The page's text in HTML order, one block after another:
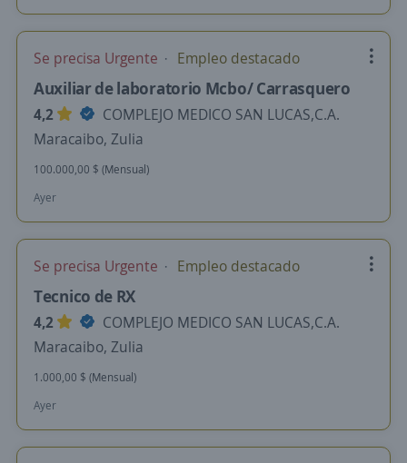
Se precisa Urgente Empleo destacado
Auxiliar de laboratorio Mcbo/ Carrasquero
4,2
COMPLEJO MEDICO SAN LUCAS,C.A.
Maracaibo, Zulia
100.000,00 $ (Mensual)
Ayer
Se precisa Urgente Empleo destacado
Tecnico de RX
4,2
COMPLEJO MEDICO SAN LUCAS,C.A.
Maracaibo, Zulia
1.000,00 $ (Mensual)
Ayer